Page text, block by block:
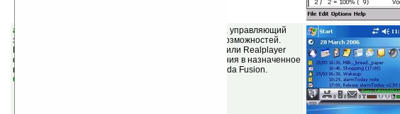
alarmToday v2.70
(шареварная) — плагин для Today, управляющий
звуковыми напоминаниями. Имеет широкий набор возможностей.
Можно подключать для будильника MP3, WMA, OGG или Realplayer
файлы. Позволяет открывать документы и приложения в назначенное
время. Интеграция с Outlook, Pocket Informant и Agenda Fusion.
Скачать